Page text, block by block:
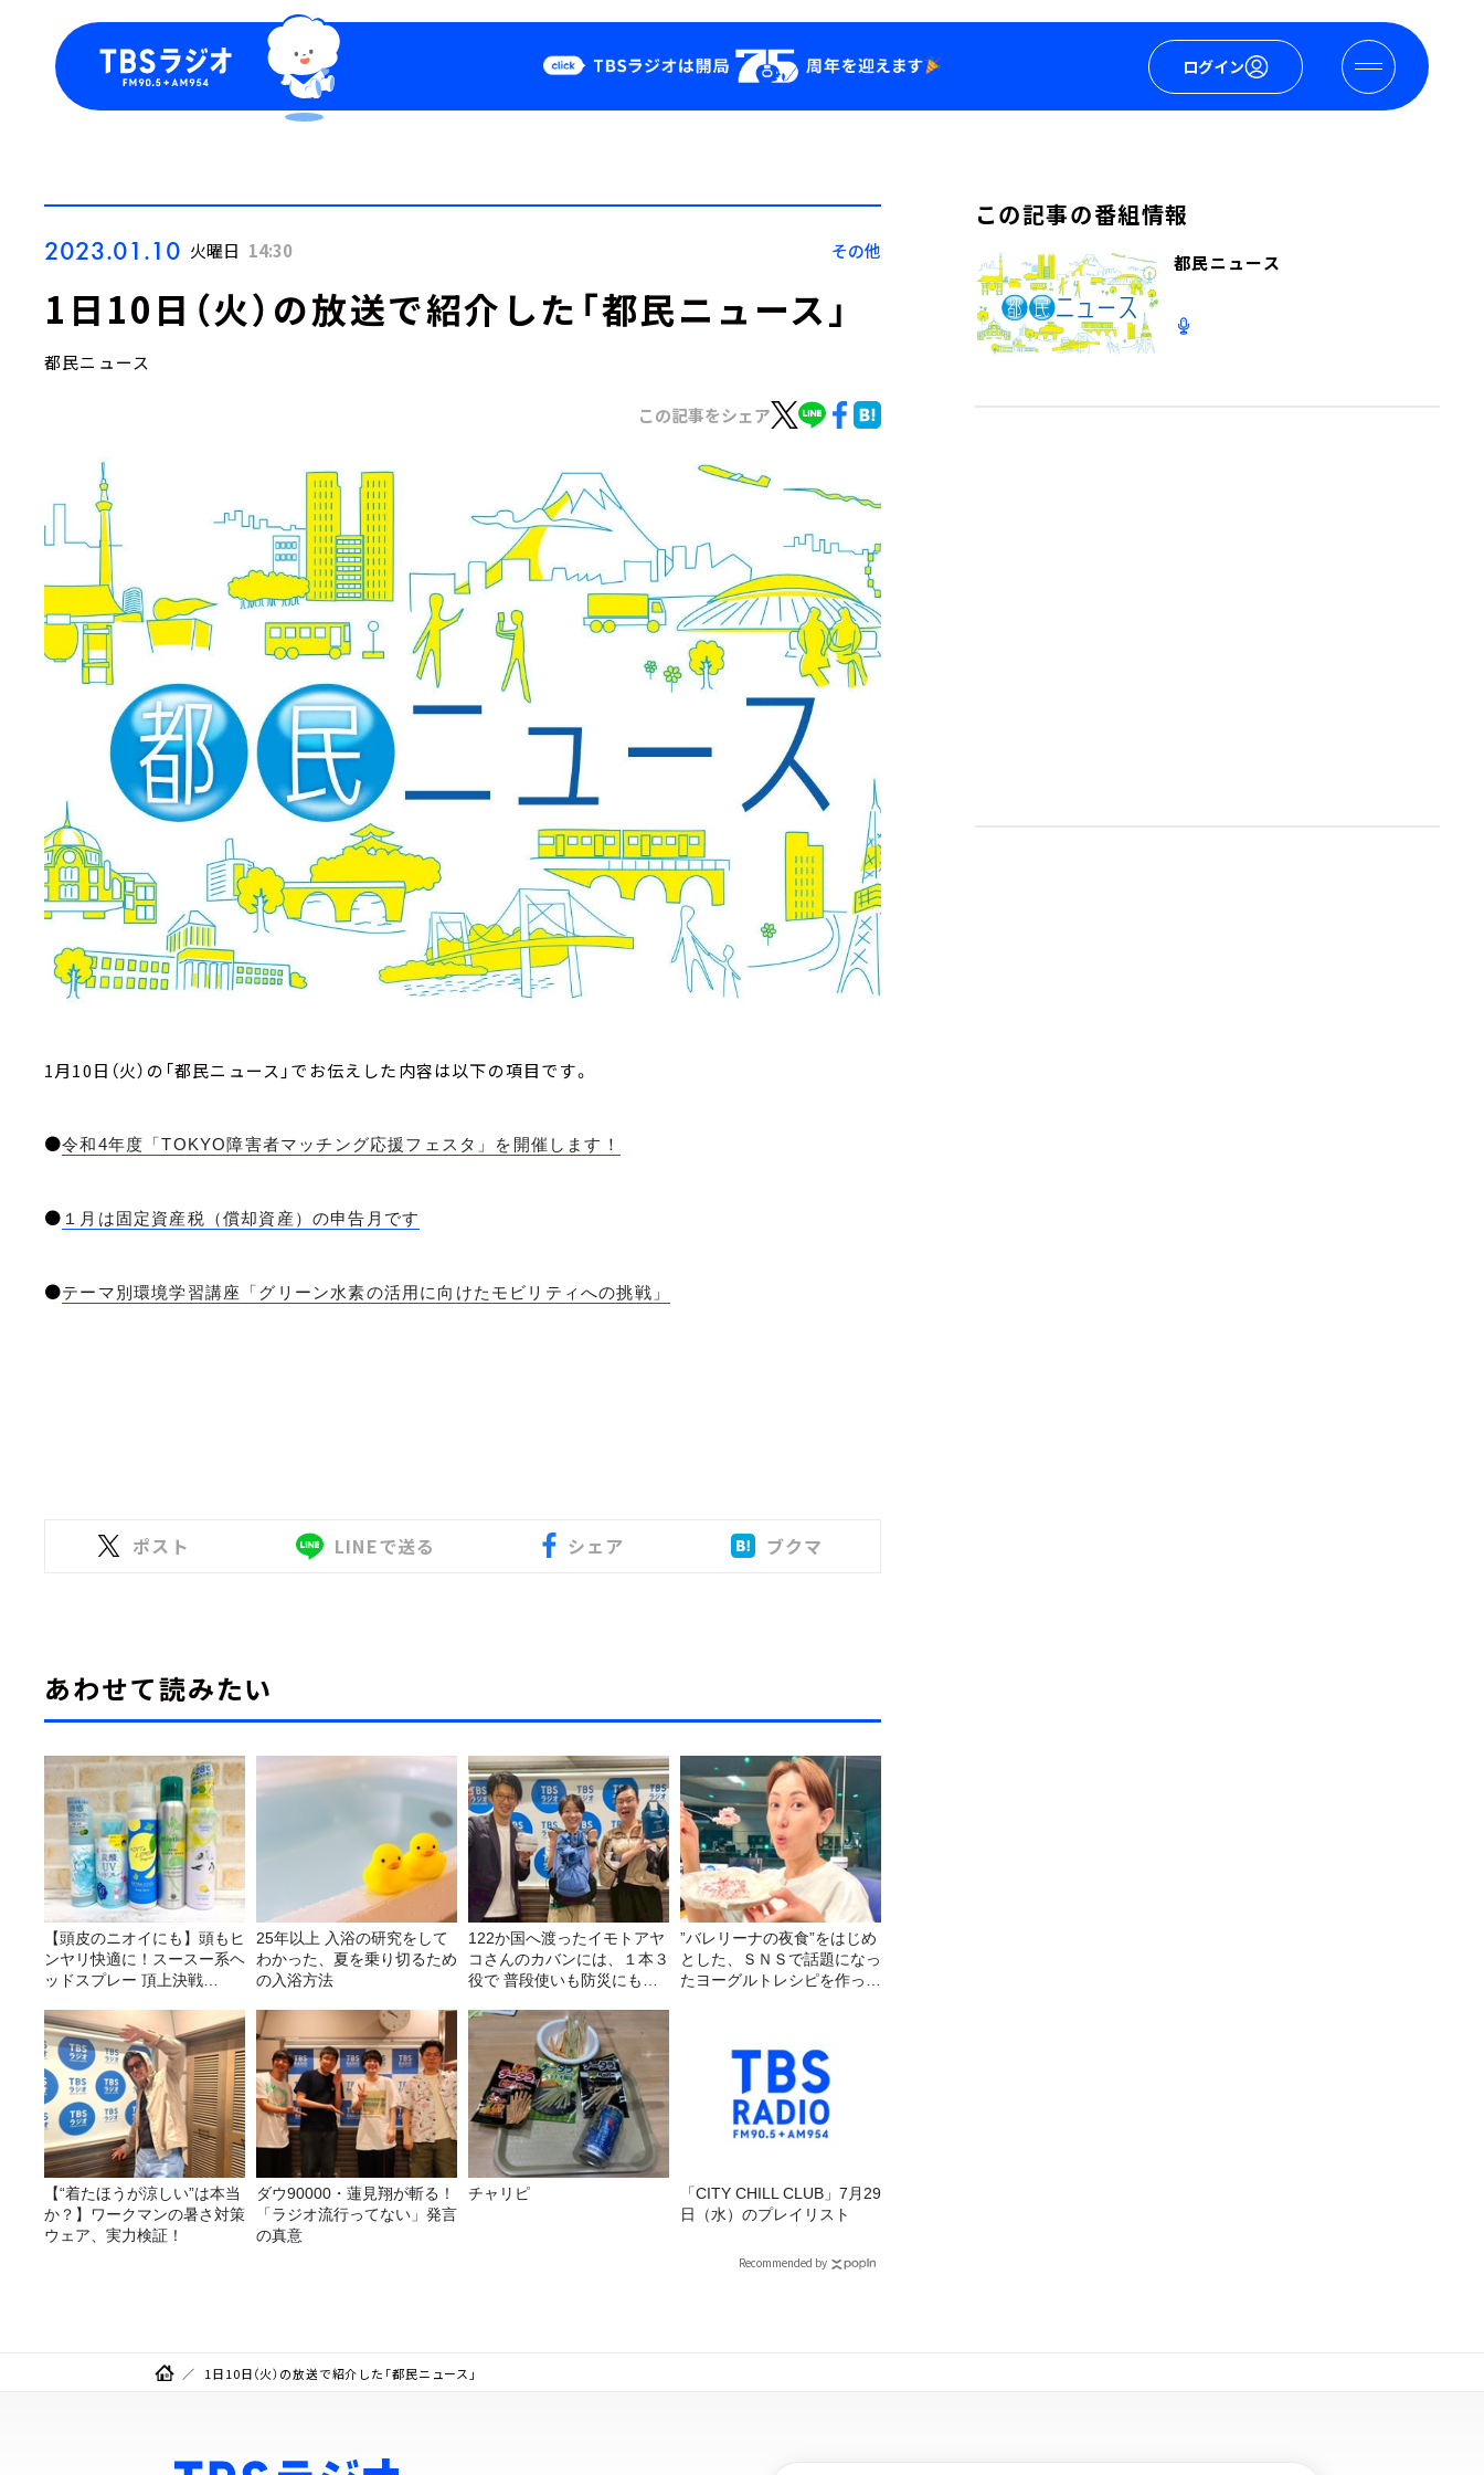
ログイン
Podcast
YouTube
2023.01.10 火曜日 14:30 その他
1日10日（火）の放送で紹介した「都民ニュース」
都民ニュース
この記事をシェア
1月10日（火）の「都民ニュース」でお伝えした内容は以下の項目です。
●令和4年度「TOKYO障害者マッチング応援フェスタ」を開催します！
● １月は固定資産税（償却資産）の申告月です
●テーマ別環境学習講座「グリーン水素の活用に向けたモビリティへの挑戦」
ポスト LINEで送る シェア ブクマ
あわせて読みたい
【頭皮のニオイにも】頭もヒ
ンヤリ快適に！スースー系ヘ
ッドスプレー 頂上決戦
25年以上 入浴の研究をして
わかった、夏を乗り切るため
の入浴方法
122か国へ渡ったイモトアヤ
コさんのカバンには、１本３
役で 普段使いも防災にもな
”バレリーナの夜食”をはじめ
とした、ＳＮＳで話題になっ
たヨーグルトレシピを作って
【“着たほうが涼しい”は本当
か？】ワークマンの暑さ対策
ウェア、実力検証！
ダウ90000・蓮見翔が斬る！
「ラジオ流行ってない」発言
の真意
チャリピ
「CITY CHILL CLUB」7月29
日（水）のプレイリスト
Recommended by
この記事の番組情報
都民ニュース
1日10日（火）の放送で紹介した「都民ニュース」